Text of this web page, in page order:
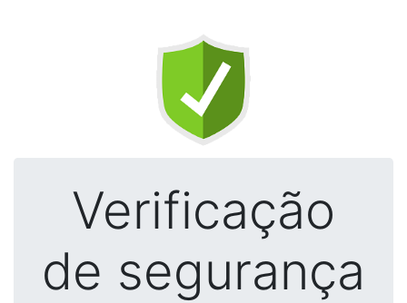
Verificação
de segurança